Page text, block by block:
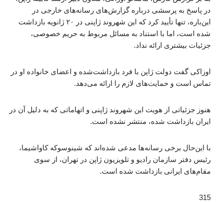
در پاسخ به پرسشی درباره گزارش‌های رسانه‌های خارجی در
این‌باره، تنها تأیید کرد که این شهروند ژاپنی در ۲۰ ژانویه بازداشت
شده است، اما با استناد به مسائل مربوط به حریم خصوصی،
جزئیات بیشتری ارائه نداد.
اوزاکی گفت دولت ژاپن با فرد بازداشت‌شده و اعضای خانواده او در
تماس است و حمایت‌های لازم را ارائه می‌دهد.
هنوز جزئیاتی از هویت این شهروند ژاپنی و اتهاماتی که به دلیل آن در
ایران بازداشت شده، منتشر نشده است.
با این‌حال برخی رسانه‌ها مدعی شده‌اند که شینوسوکه کاواشیما،
رئیس دفتر سازمان رادیو و تلویزیون ژاپن در تهران، از سوی
مقام‌های ایرانی بازداشت شده است.
315